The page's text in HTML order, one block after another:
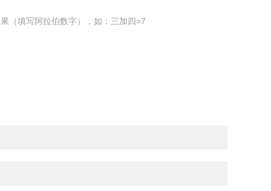
（填写阿拉伯数字），如：三加四=7